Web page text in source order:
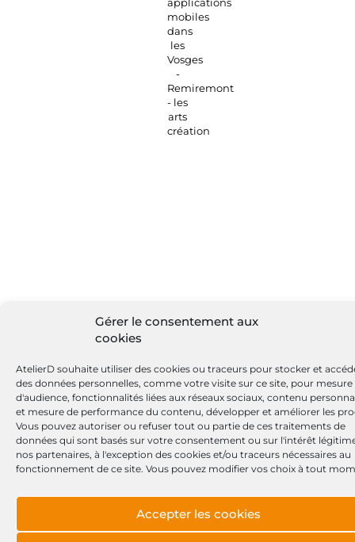
Gérer le consentement aux
cookies
AtelierD souhaite utiliser des cookies ou traceurs pour stocker et
des données personnelles, comme votre visite sur ce site, pour mesure
d'audience, fonctionnalités liées aux réseaux sociaux, contenu
et mesure de performance du contenu, développer et améliorer les
Vous pouvez autoriser ou refuser tout ou partie de ces traitements de
données qui sont basés sur votre consentement ou sur l'intérêt
nos partenaires, à l'exception des cookies et/ou traceurs nécessaires au
fonctionnement de ce site. Vous pouvez modifier vos choix à tout
Accepter les cookies